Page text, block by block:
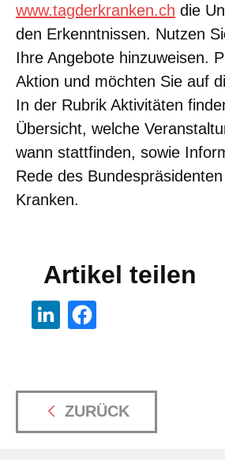
www.tagderkranken.ch die
den Erkenntnissen. Nutzen
Ihre Angebote hinzuweisen.
Aktion und möchten Sie auf
In der Rubrik Aktivitäten
Übersicht, welche
wann stattfinden, sowie
Rede des
Kranken.
Artikel teilen
ZURÜCK